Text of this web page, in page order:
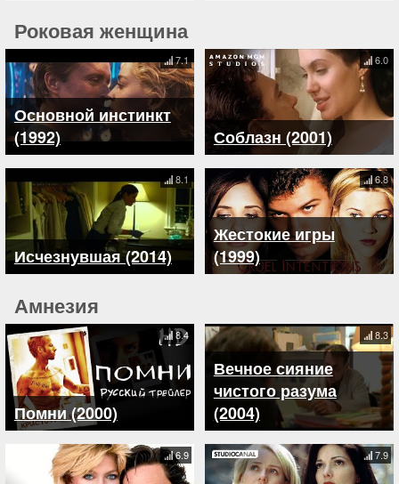
Роковая женщина
Основной инстинкт
(1992)
7.1
Соблазн (2001)
6.0
Исчезнувшая (2014)
8.1
Жестокие игры
(1999)
6.8
Амнезия
Помни (2000)
8.4
Вечное сияние
чистого разума
(2004)
8.3
6.9 7.9